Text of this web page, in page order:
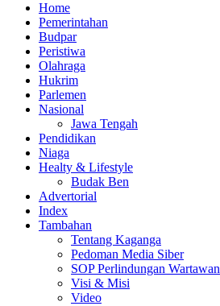
Home
Pemerintahan
Budpar
Peristiwa
Olahraga
Hukrim
Parlemen
Nasional
Jawa Tengah
Pendidikan
Niaga
Healty & Lifestyle
Budak Ben
Advertorial
Index
Tambahan
Tentang Kaganga
Pedoman Media Siber
SOP Perlindungan Wartawan
Visi & Misi
Video